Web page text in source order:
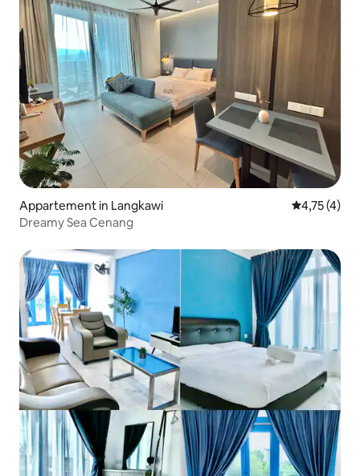
Appartement in Langkawi
4,75 (4)
Dreamy Sea Cenang